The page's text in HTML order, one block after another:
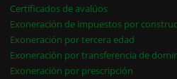
Certificados de avalúos
Exoneración de impuestos por
Exoneración por tercera edad
Exoneración por transferencia de
Exoneración por prescripción